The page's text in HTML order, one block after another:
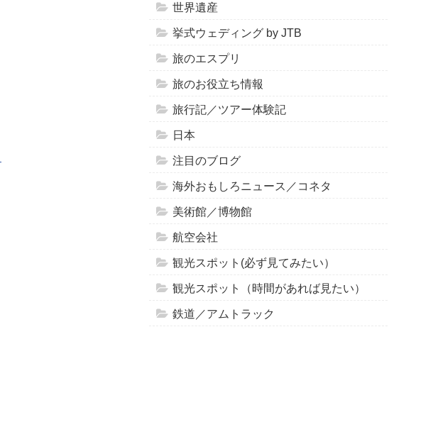
世界遺産
挙式ウェディング by JTB
旅のエスプリ
旅のお役立ち情報
旅行記／ツアー体験記
日本
注目のブログ
海外おもしろニュース／コネタ
美術館／博物館
航空会社
観光スポット(必ず見てみたい）
観光スポット（時間があれば見たい）
鉄道／アムトラック